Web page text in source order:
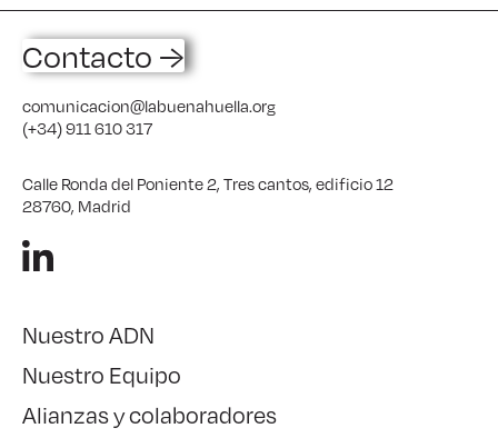
Contacto →
comunicacion@labuenahuella.org
(+34) 911 610 317
Calle Ronda del Poniente 2, Tres cantos, edificio 12
28760, Madrid
Nuestro ADN
Nuestro Equipo
Alianzas y colaboradores